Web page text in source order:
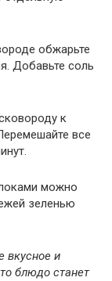
обжарьте
Добавьте соль
к
все
можно
зеленью
вкусное и
блюдо станет